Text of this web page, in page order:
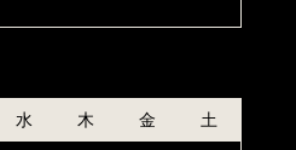
水 木 金 土